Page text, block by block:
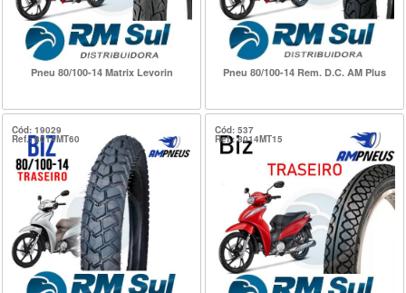
Pneu 80/100-14 Matrix Levorin Pneu 80/100-14 Rem. D.C. AM Plus
Cód: 19029
Ref.: 8014MT60
Cód: 537
Ref.: 8014MT15